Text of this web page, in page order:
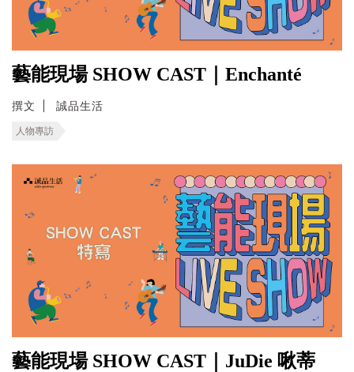
藝能現場 SHOW CAST｜Enchanté
撰文 誠品生活
人物專訪
藝能現場 SHOW CAST｜JuDie 啾蒂